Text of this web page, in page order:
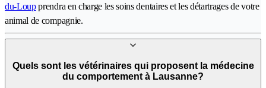
du-Loupprendra en charge les soins dentaires et les détartrages de votre
animal de compagnie.
Quels sont les vétérinaires qui proposent la médecine
du comportement à Lausanne?